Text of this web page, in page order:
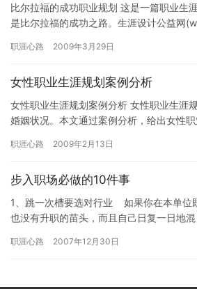
比尔拉福的成功职业规划 这是一篇职业生
是比尔拉福的成功之路。生涯设计公益网
职涯心路 2009年3月29日
女性职业生涯规划案例分析
女性职业生涯规划案例分析 女性职业生涯
婚姻状况。本文通过案例分析，给出女性
的帮…
职涯心路 2009年2月13日
步入职场必做的10件事
1、跳一次槽要选对行业 如果你在本单位
也没有升职的苗头，而且自己日复一日地
职涯心路 2007年12月30日